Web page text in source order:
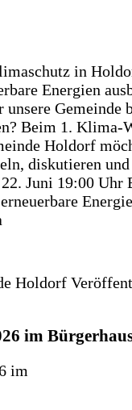
in
Energien
Gemeinde
Beim 1. Klima-
Holdorf
diskutieren
Juni 19:00 Uhr
Holdorf
im